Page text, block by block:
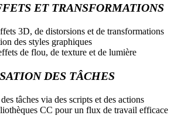
ET TRANSFORMATIONS
3D, de distorsions et de transformations
des styles graphiques
de flou, de texture et de lumière
DES TÂCHES
tâches via des scripts et des actions
CC pour un flux de travail efficace